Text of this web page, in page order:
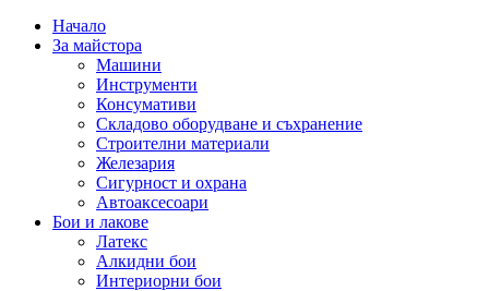
Начало
За майстора
Машини
Инструменти
Консумативи
Складово оборудване и съхранение
Строителни материали
Железария
Сигурност и охрана
Автоаксесоари
Бои и лакове
Латекс
Алкидни бои
Интериорни бои